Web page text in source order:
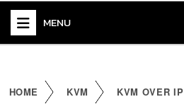
MENU
AUDIO
HOME KVM KVM OVER IP